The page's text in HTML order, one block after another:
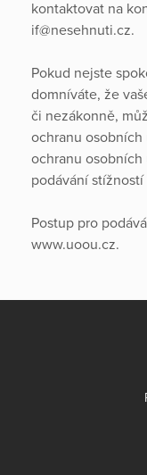
kontaktovat na
if@nesehnuti.cz.
Pokud nejste
domníváte, že
či nezákonně,
ochranu osobních
ochranu
podávání
Postup pro
www.uoou.cz.